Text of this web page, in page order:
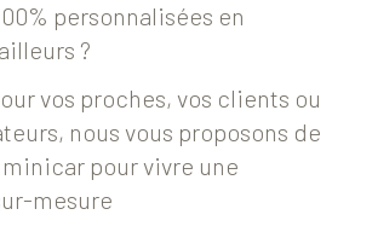
personnalisées en
?
vos proches, vos clients ou
nous vous proposons de
pour vivre une
mesure